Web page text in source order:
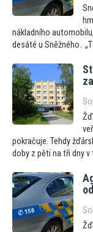
nákladního
desáté u Sněžného.
pokračuje. Tehdy
doby z pěti na tři dny v